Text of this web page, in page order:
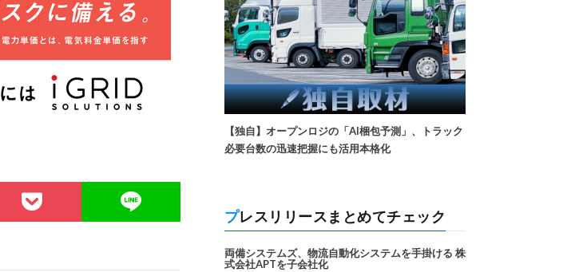
【独自】オープンロジの「AI梱包予測」、トラック
必要台数の迅速把握にも活用本格化
プレスリリースまとめてチェック
両備システムズ、物流自動化システムを手掛ける 株
式会社APTを子会社化